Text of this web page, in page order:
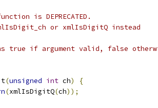
is DEPRECATED.
or xmlIsDigitQ instead
true if argument valid, false
(unsigned int ch)
{
(xmlIsDigitQ(ch));